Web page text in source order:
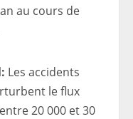
au cours de
Les accidents
le flux
20 000 et 30